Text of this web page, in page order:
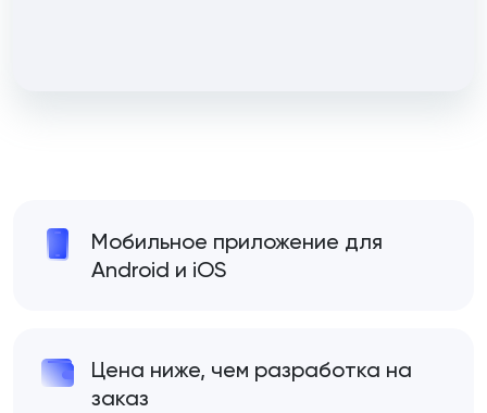
Мобильное приложение для
Android и iOS
Цена ниже, чем разработка на
заказ